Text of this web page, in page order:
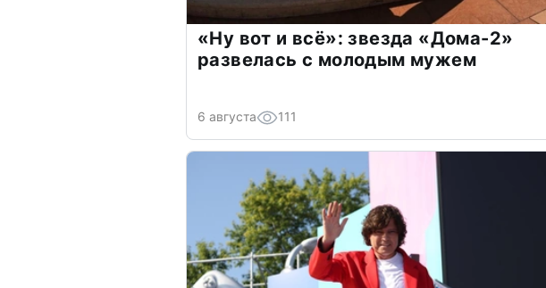
«Ну вот и всё»: звезда «Дома-2»
развелась с молодым мужем
6 августа 111